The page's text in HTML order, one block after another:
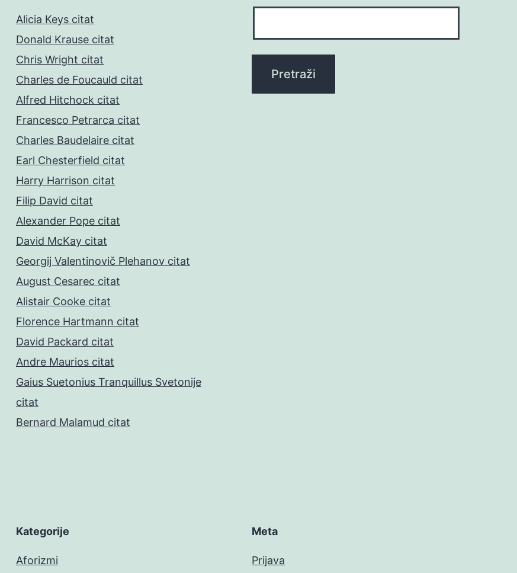
Alicia Keys citat
Donald Krause citat
Chris Wright citat
Charles de Foucauld citat
Alfred Hitchock citat
Francesco Petrarca citat
Charles Baudelaire citat
Earl Chesterfield citat
Harry Harrison citat
Filip David citat
Alexander Pope citat
David McKay citat
Georgij Valentinovič Plehanov citat
August Cesarec citat
Alistair Cooke citat
Florence Hartmann citat
David Packard citat
Andre Maurios citat
Gaius Suetonius Tranquillus Svetonije
citat
Bernard Malamud citat
Kategorije
Aforizmi
Meta
Prijava